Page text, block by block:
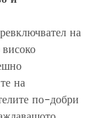
на
на
по-добри